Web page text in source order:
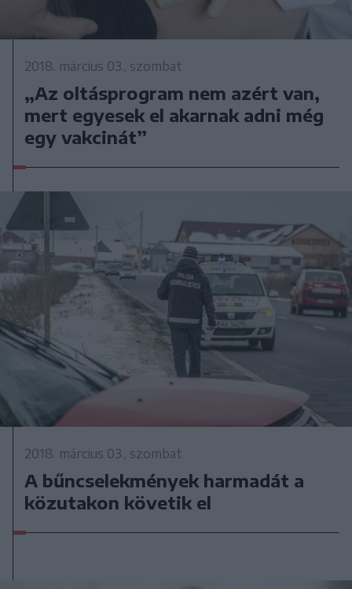
2018. március 03., szombat
„Az oltásprogram nem azért van,
mert egyesek el akarnak adni még
egy vakcinát”
2018. március 03., szombat
A bűncselekmények harmadát a
közutakon követik el